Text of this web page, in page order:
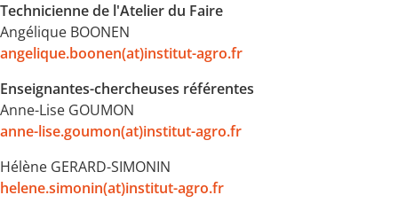
Technicienne de l'Atelier du Faire
Angélique BOONEN
angelique.boonen(at)institut-agro.fr
Enseignantes-chercheuses référentes
Anne-Lise GOUMON
anne-lise.goumon(at)institut-agro.fr
Hélène GERARD-SIMONIN
helene.simonin(at)institut-agro.fr